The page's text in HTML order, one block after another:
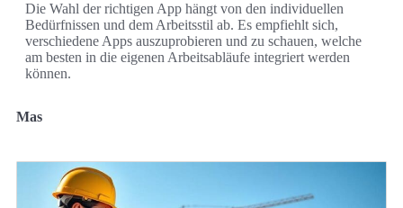
Die Wahl der richtigen App hängt von den individuellen
Bedürfnissen und dem Arbeitsstil ab. Es empfiehlt sich,
verschiedene Apps auszuprobieren und zu schauen, welche
am besten in die eigenen Arbeitsabläufe integriert werden
können.
Mas